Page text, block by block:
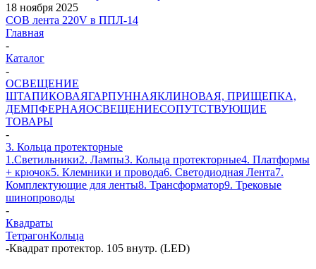
18 ноября 2025
COB лента 220V в ППЛ-14
Главная
-
Каталог
-
ОСВЕЩЕНИЕ
ШТАПИКОВАЯГАРПУННАЯКЛИНОВАЯ, ПРИЩЕПКА,
ДЕМПФЕРНАЯОСВЕЩЕНИЕСОПУТСТВУЮЩИЕ
ТОВАРЫ
-
3. Кольца протекторные
1.Светильники2. Лампы3. Кольца протекторные4. Платформы
+ крючок5. Клемники и провода6. Светодиодная Лента7.
Комплектующие для ленты8. Трансформатор9. Трековые
шинопроводы
-
Квадраты
ТетрагонКольца
-Квадрат протектор. 105 внутр. (LED)